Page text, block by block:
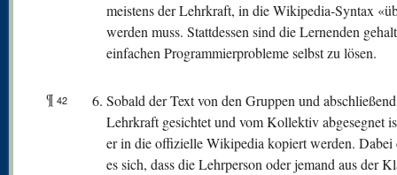
meistens der Lehrkraft, in die Wikipedia-Syntax
werden muss. Stattdessen sind die Lernenden
einfachen Programmierprobleme selbst zu lösen.
¶ 42
Sobald der Text von den Gruppen und
Lehrkraft gesichtet und vom Kollektiv abgesegnet
er in die offizielle Wikipedia kopiert werden. Dabei
es sich, dass die Lehrperson oder jemand aus der